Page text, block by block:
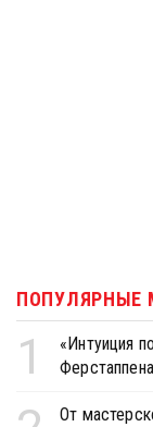
ПОПУЛЯРНЫЕ
1
«Интуиция
Ферстаппена
От